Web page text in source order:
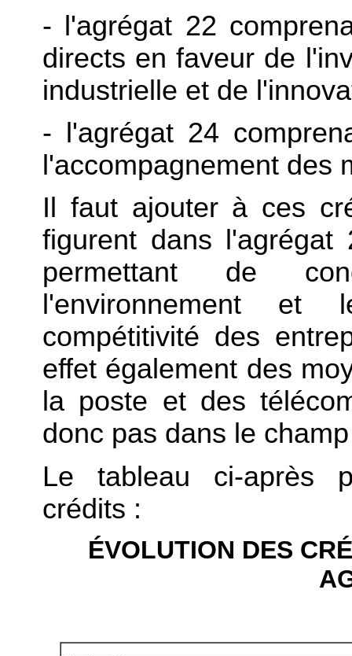
- l'agrégat 22
directs en faveur de
industrielle et de
- l'agrégat 24
l'accompagnement des
Il faut ajouter à ces
figurent dans
permettant de
l'environnement
compétitivité des
effet également des
la poste et des
donc pas dans le
Le tableau ci-après
crédits :
ÉVOLUTION DES